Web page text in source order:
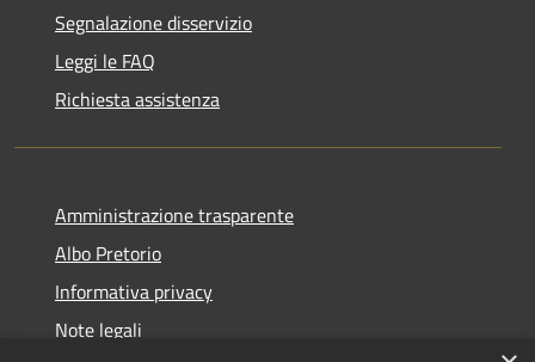
Segnalazione disservizio
Leggi le FAQ
Richiesta assistenza
Amministrazione trasparente
Albo Pretorio
Informativa privacy
Note legali